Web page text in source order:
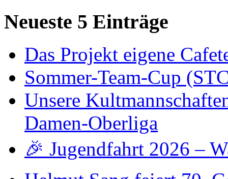
Neueste 5 Einträge
Das Projekt eigene
Sommer-Team-Cup
Unsere
Damen-Oberliga
🎉 Jugendfahrt 2026 –